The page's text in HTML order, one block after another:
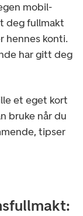
mobil-
deg fullmakt
hennes konti.
har gitt deg
et eget kort
bruke når du
tipser